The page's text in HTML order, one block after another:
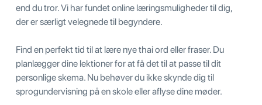
end du tror. Vi har fundet online læringsmuligheder til dig,
der er særligt velegnede til begyndere.
Find en perfekt tid til at lære nye thai ord eller fraser. Du
planlægger dine lektioner for at få det til at passe til dit
personlige skema. Nu behøver du ikke skynde dig til
sprogundervisning på en skole eller aflyse dine møder.